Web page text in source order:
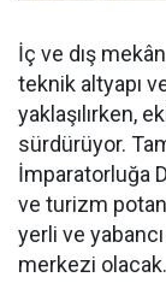
İç ve dış
teknik altyapı
yaklaşılırken,
sürdürüyor.
İmparatorluğa
ve turizm
yerli ve
merkezi olacak.